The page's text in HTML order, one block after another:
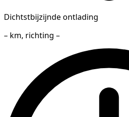
Dichtstbijzijnde ontlading
– km, richting –